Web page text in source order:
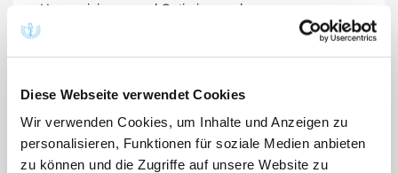
Diese Webseite verwendet Cookies
Wir verwenden Cookies, um Inhalte und Anzeigen zu
personalisieren, Funktionen für soziale Medien anbieten
zu können und die Zugriffe auf unsere Website zu
Harmonisierung und Optimierung der
Leitlinienerstellung in Deutschland beiträgt.
Krankenkassen, Deutsche Krankenhausgesellschaft
und Deutscher Pflegerat zu den Gründervätern (und –
müttern) der vergleichenden externen
Qualitätssicherung im Krankenhaus BQS (www.bqs-